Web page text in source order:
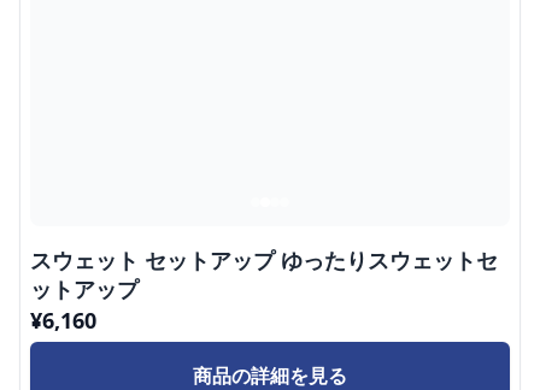
スウェット セットアップ ゆったりスウェットセ
ットアップ
¥6,160
商品の詳細を見る